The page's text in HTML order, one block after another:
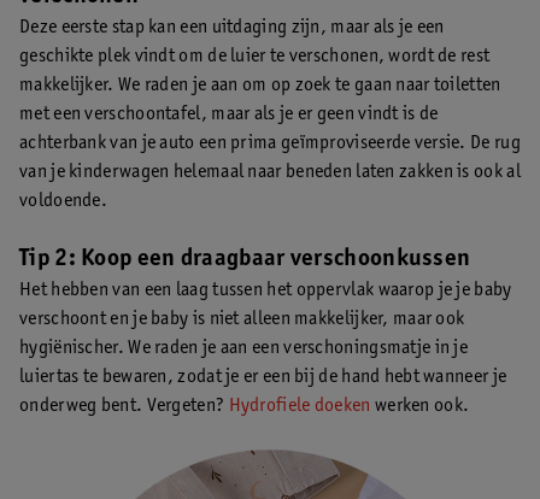
Deze eerste stap kan een uitdaging zijn, maar als je een
geschikte plek vindt om de luier te verschonen, wordt de rest
makkelijker. We raden je aan om op zoek te gaan naar toiletten
met een verschoontafel, maar als je er geen vindt is de
achterbank van je auto een prima geïmproviseerde versie. De rug
van je kinderwagen helemaal naar beneden laten zakken is ook al
voldoende.
Tip 2: Koop een draagbaar verschoonkussen
Het hebben van een laag tussen het oppervlak waarop je je baby
verschoont en je baby is niet alleen makkelijker, maar ook
hygiënischer. We raden je aan een verschoningsmatje in je
luiertas te bewaren, zodat je er een bij de hand hebt wanneer je
onderweg bent. Vergeten? Hydrofiele doeken werken ook.